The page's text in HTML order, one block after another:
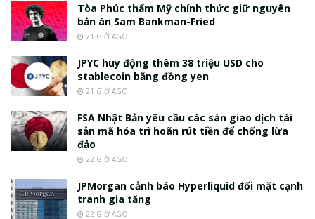
Tòa Phúc thẩm Mỹ chính thức giữ nguyên
bản án Sam Bankman-Fried
21 GIỜ AGO
JPYC huy động thêm 38 triệu USD cho
stablecoin bằng đồng yen
21 GIỜ AGO
FSA Nhật Bản yêu cầu các sàn giao dịch tài
sản mã hóa trì hoãn rút tiền để chống lừa
đảo
22 GIỜ AGO
JPMorgan cảnh báo Hyperliquid đối mặt cạnh
tranh gia tăng
22 GIỜ AGO